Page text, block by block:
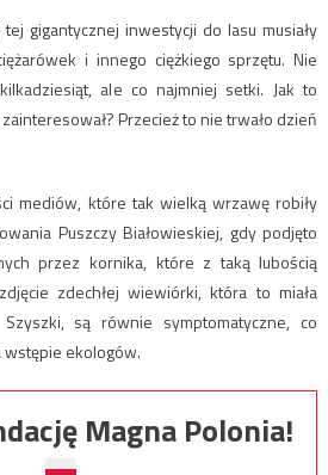
gigantycznej inwestycji do lasu musiały
i innego ciężkiego sprzętu. Nie
ale co najmniej setki. Jak to
Przecież to nie trwało dzień
mediów, które tak wielką wrzawę robiły
Puszczy Białowieskiej, gdy podjęto
przez kornika, które z taką lubością
zdechłej wiewiórki, która to miała
są równie symptomatyczne, co
ekologów.
Magna Polonia!